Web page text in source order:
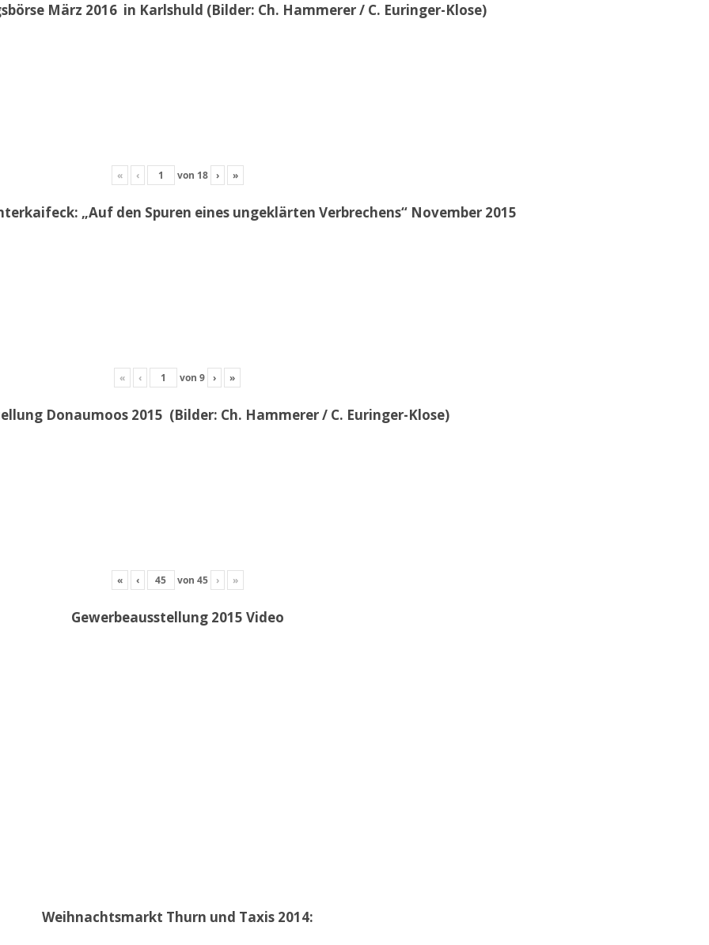
März 2016 in Karlshuld (Bilder: Ch. Hammerer / C. Euringer-Klose)
« ‹ von 18 › »
„Auf den Spuren eines ungeklärten Verbrechens“ November 2015
« ‹ von 9 › »
Donaumoos 2015 (Bilder: Ch. Hammerer / C. Euringer-Klose)
« ‹ von 45 › »
Gewerbeausstellung 2015 Video
Weihnachtsmarkt Thurn und Taxis 2014: